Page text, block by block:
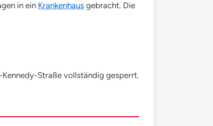
in ein Krankenhaus gebracht. Die
Kennedy-Straße vollständig gesperrt.